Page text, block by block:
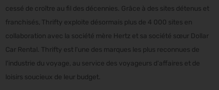
cessé de croître au fil des décennies. Grâce à des sites détenus et
franchisés, Thrifty exploite désormais plus de 4 000 sites en
collaboration avec la société mère Hertz et sa société sœur Dollar
Car Rental. Thrifty est l'une des marques les plus reconnues de
l'industrie du voyage, au service des voyageurs d'affaires et de
loisirs soucieux de leur budget.